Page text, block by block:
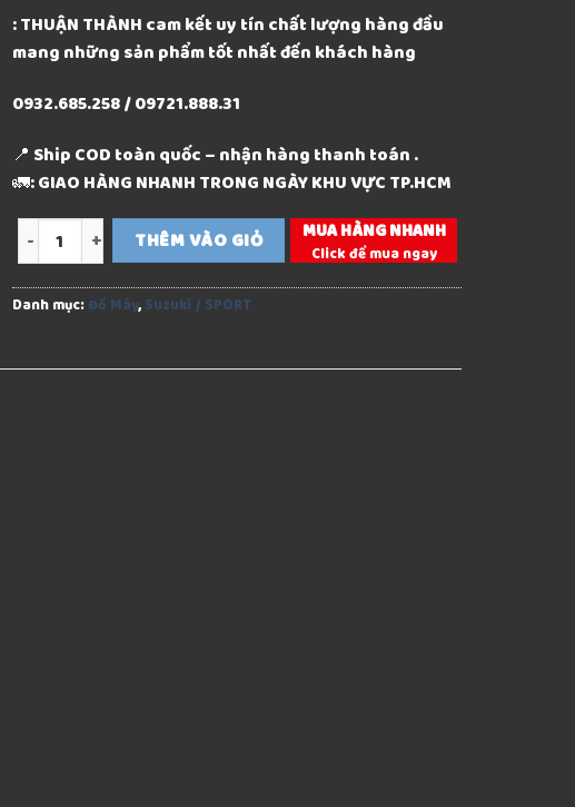
: THUẬN THÀNH cam kết uy tín chất lượng hàng đầu
mang những sản phẩm tốt nhất đến khách hàng
0932.685.258 / 09721.888.31
📍 Ship COD toàn quốc – nhận hàng thanh toán .
🚛: GIAO HÀNG NHANH TRONG NGÀY KHU VỰC TP.HCM
Số lượng THÊM VÀO GIỎ MUA HÀNG NHANH
Click để mua ngay
Danh mục:Đồ Máy, Suzuki / SPORT